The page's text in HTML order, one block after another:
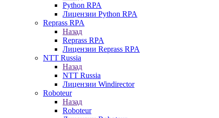
Python RPA
Лицензии Python RPA
Reprass RPA
Назад
Reprass RPA
Лицензии Reprass RPA
NTT Russia
Назад
NTT Russia
Лицензии Windirector
Roboteur
Назад
Roboteur